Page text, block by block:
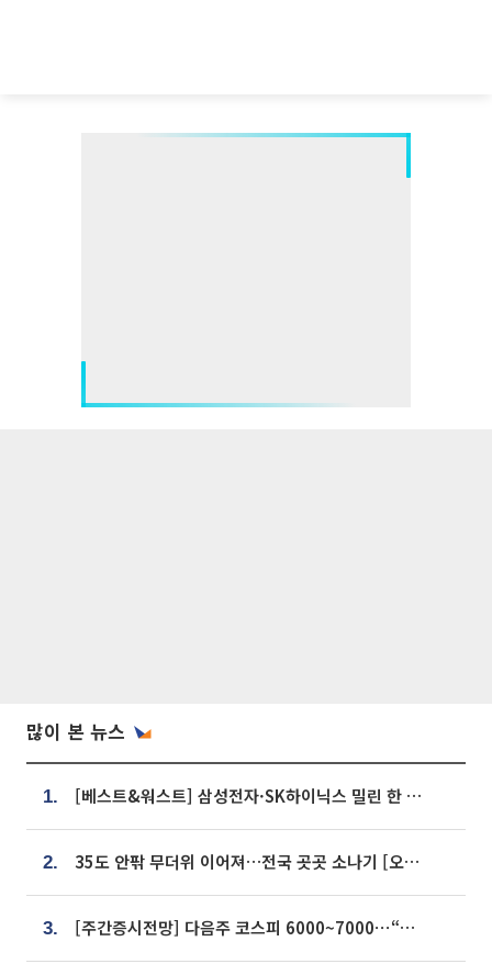
많이 본 뉴스
1. [베스트&워스트] 삼성전자·SK하이닉스 밀린 한 주…상상인증권은 85% 급등
2. 35도 안팎 무더위 이어져…전국 곳곳 소나기 [오늘 날씨]
3. [주간증시전망] 다음주 코스피 6000~7000⋯“外人 수급은 정책이 변수”